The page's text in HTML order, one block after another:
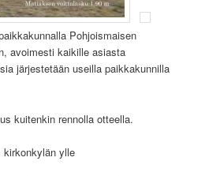
Pohjoismaisen
avoimesti kaikille asiasta
järjestetään useilla paikkakunnilla
kuitenkin rennolla otteella.
kirkonkylän ylle